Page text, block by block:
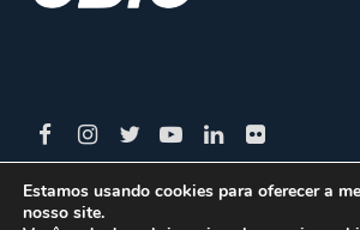
Estamos usando cookies para oferecer a
nosso site.